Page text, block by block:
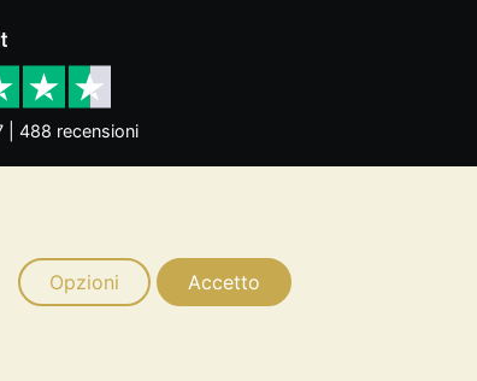
Opzioni Accetto
| 488 recensioni
futuro. Nulla di
Si consiglia di